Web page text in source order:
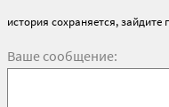
история сохраняется,
Ваше сообщение: